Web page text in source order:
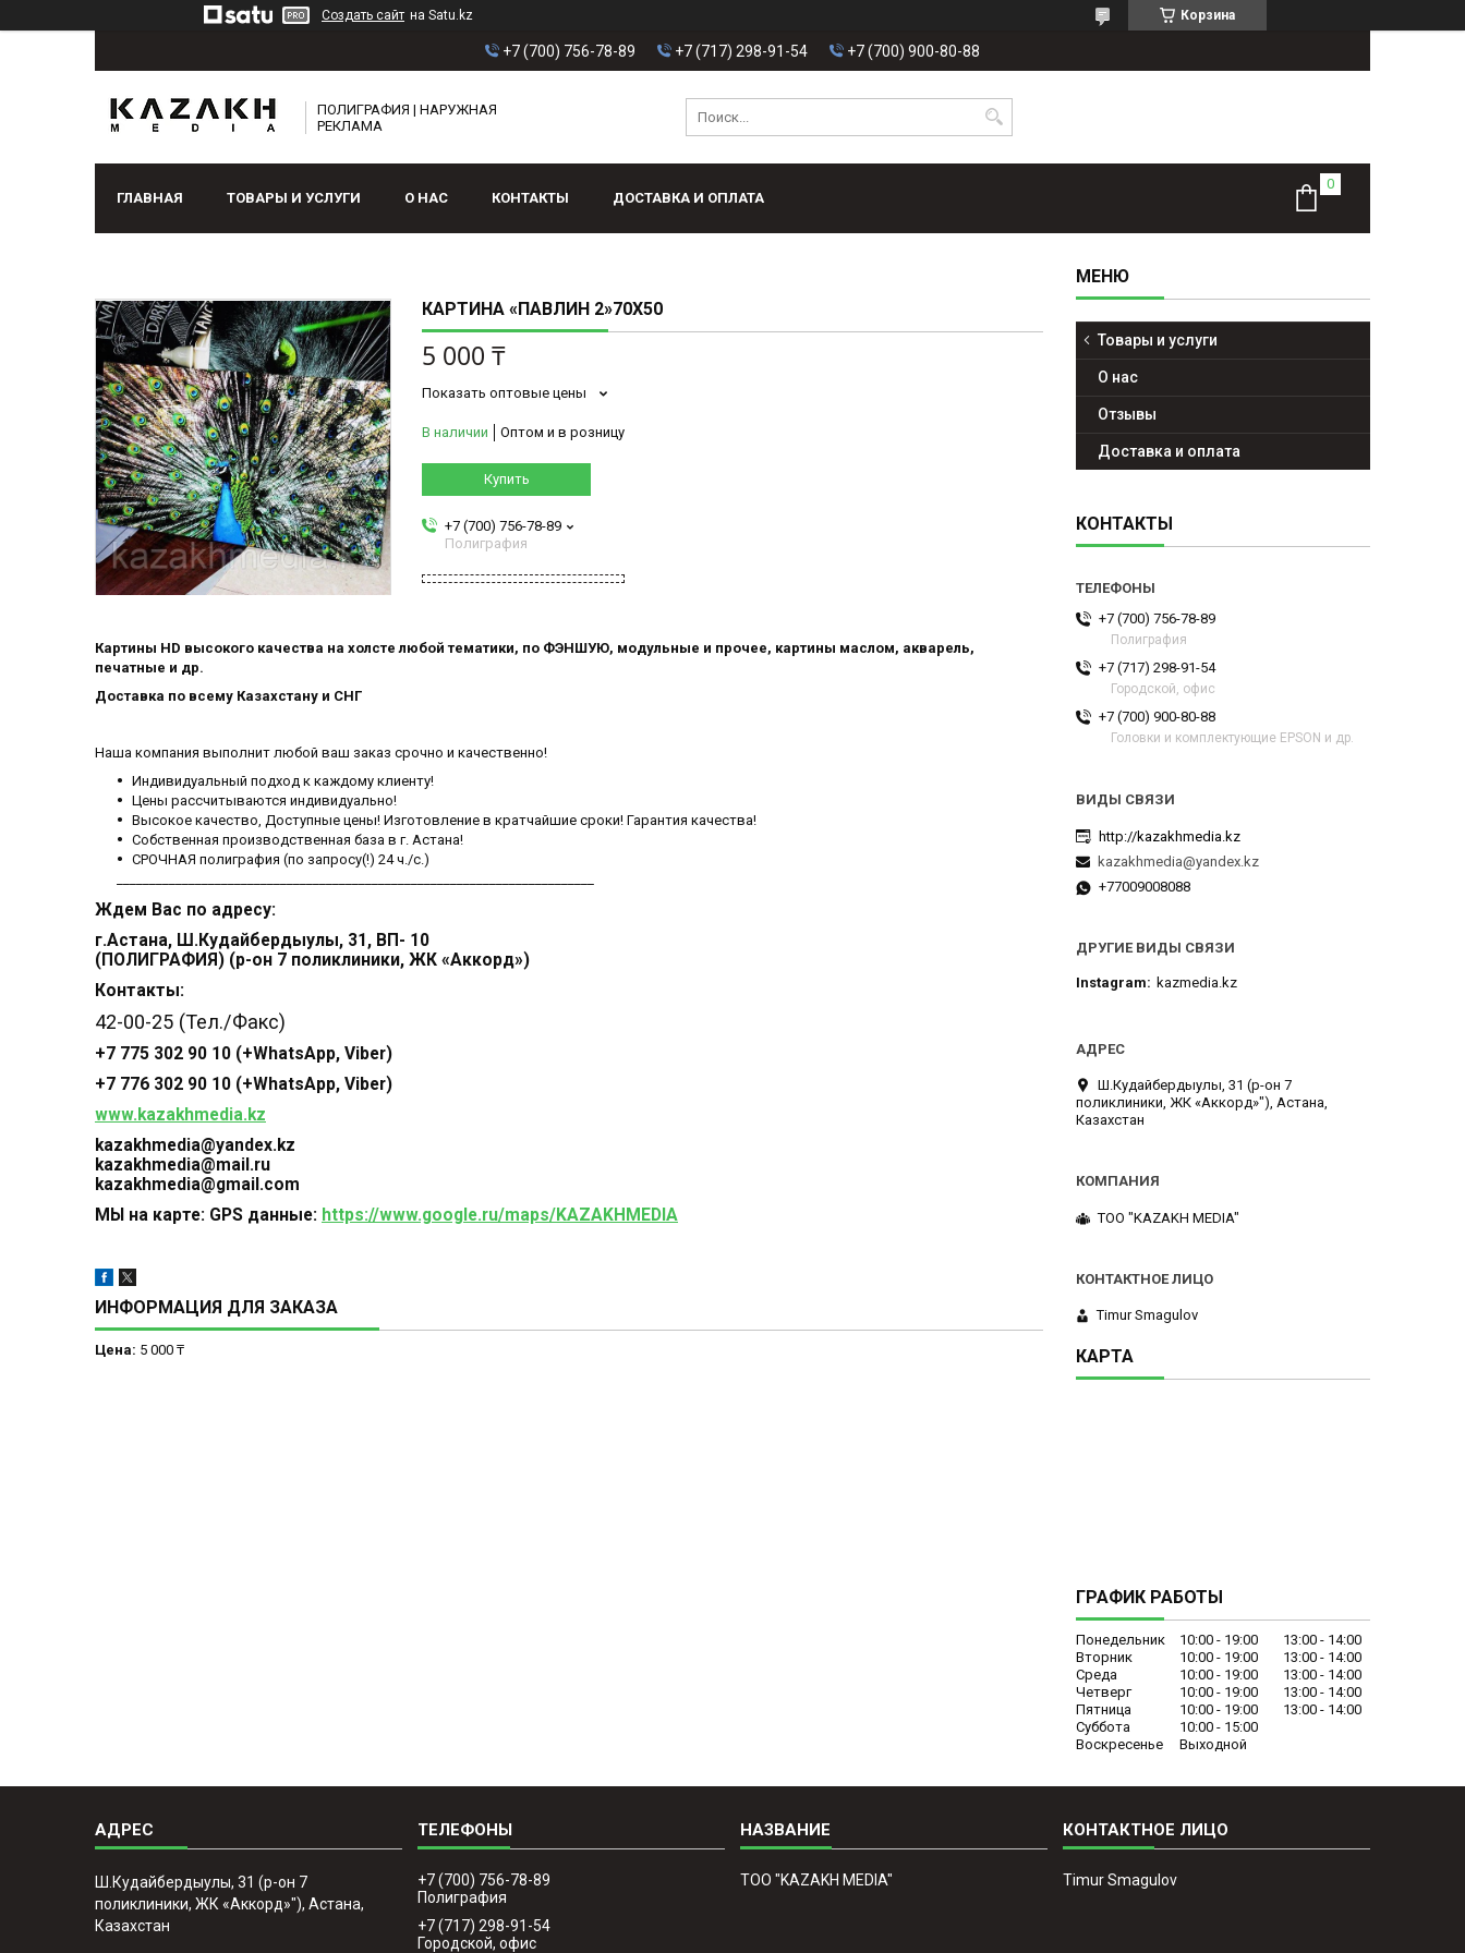
Создать сайт на Satu.kz Корзина
+7 (700) 756-78-89 +7 (717) 298-91-54 +7 (700) 900-80-88
ПОЛИГРАФИЯ | НАРУЖНАЯ
РЕКЛАМА
ГЛАВНАЯ ТОВАРЫ И УСЛУГИ О НАС КОНТАКТЫ ДОСТАВКА И ОПЛАТА
КАРТИНА «ПАВЛИН 2»70Х50
5 000 ₸
Показать оптовые цены
В наличии Оптом и в розницу
Купить
+7 (700) 756-78-89
Полиграфия
Картины HD высокого качества на холсте любой тематики, по ФЭНШУЮ, модульные и прочее, картины маслом, акварель,
печатные и др.
Доставка по всему Казахстану и СНГ
Наша компания выполнит любой ваш заказ срочно и качественно!
Индивидуальный подход к каждому клиенту!
Цены рассчитываются индивидуально!
Высокое качество, Доступные цены! Изготовление в кратчайшие сроки! Гарантия качества!
Собственная производственная база в г. Астана!
СРОЧНАЯ полиграфия (по запросу(!) 24 ч./с.)
Ждем Вас по адресу:
г.Астана, Ш.Кудайбердыулы, 31, ВП- 10
(ПОЛИГРАФИЯ) (р-он 7 поликлиники, ЖК «Аккорд»)
Контакты:
42-00-25 (Тел./Факс)
+7 775 302 90 10 (+WhatsApp, Viber)
+7 776 302 90 10 (+WhatsApp, Viber)
www.kazakhmedia.kz
kazakhmedia@yandex.kz
kazakhmedia@mail.ru
kazakhmedia@gmail.com
МЫ на карте: GPS данные: https://www.google.ru/maps/KAZAKHMEDIA
ИНФОРМАЦИЯ ДЛЯ ЗАКАЗА
Цена: 5 000 ₸
Товары и услуги
О нас
Отзывы
Доставка и оплата
КОНТАКТЫ
+7 (700) 756-78-89
Полиграфия
+7 (717) 298-91-54
Городской, офис
+7 (700) 900-80-88
Головки и комплектующие EPSON и др.
http://kazakhmedia.kz
kazakhmedia@yandex.kz
+77009008088
ДРУГИЕ ВИДЫ СВЯЗИ
Instagram kazmedia.kz
Ш.Кудайбердыулы, 31 (р-он 7
поликлиники, ЖК «Аккорд»"), Астана,
Казахстан
TOO "KAZAKH MEDIA"
Timur Smagulov
КАРТА
ГРАФИК РАБОТЫ
Понедельник 10:00 19:00 13:00
14:00
Вторник
10:00 19:00 13:00
14:00
Среда
10:00 19:00 13:00
14:00
Четверг
10:00 19:00 13:00
14:00
Пятница
10:00 19:00 13:00
14:00
Суббота
10:00
15:00
Воскресенье
Выходной
Ш.Кудайбердыулы, 31 (р-он 7
поликлиники, ЖК «Аккорд»"), Астана,
Казахстан
+7 (700) 756-78-89
Полиграфия
+7 (717) 298-91-54
Городской, офис
TOO "KAZAKH MEDIA" Timur Smagulov